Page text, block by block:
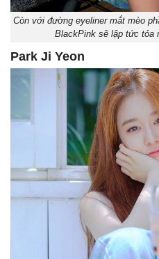
Còn với đường eyeliner mắt mèo
BlackPink sẽ lập tức tỏa
Park Ji Yeon